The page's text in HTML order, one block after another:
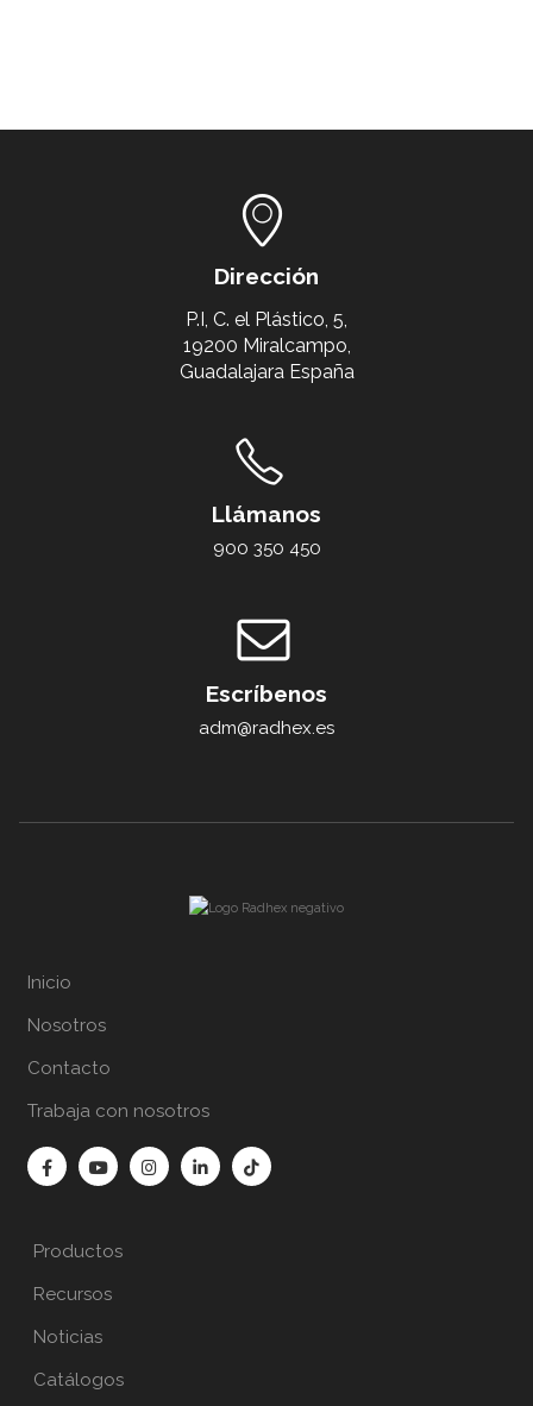
Dirección
P.I, C. el Plástico, 5,
19200 Miralcampo,
Guadalajara España
Llámanos
900 350 450
Escríbenos
adm@radhex.es
Inicio
Nosotros
Contacto
Trabaja con nosotros
Productos
Recursos
Noticias
Catálogos